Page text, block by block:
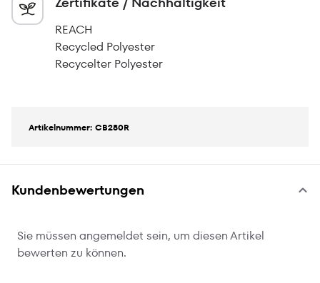
REACH
Recycled Polyester
Recycelter Polyester
Artikelnummer: CB280R
Kundenbewertungen
Sie müssen angemeldet sein, um diesen Artikel
bewerten zu können.